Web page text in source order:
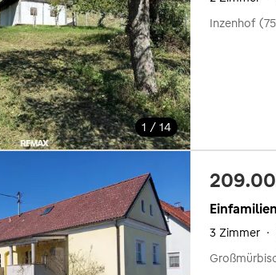
1 / 14
Inzenhof
3 Zimmer ·